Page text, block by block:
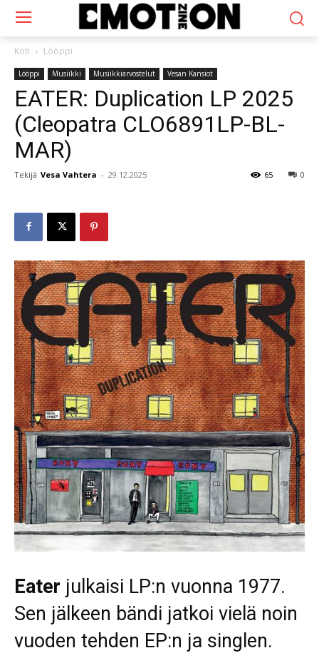
Koti Lööppi
Lööppi Musiikki Musiikkiarvostelut Vesan Kansiot
EATER: Duplication LP 2025
(Cleopatra CLO6891LP-BL-
MAR)
Tekijä Vesa Vahtera - 29.12.2025 0
65
Eater julkaisi LP:n vuonna 1977.
Sen jälkeen bändi jatkoi vielä noin
vuoden tehden EP:n ja singlen.